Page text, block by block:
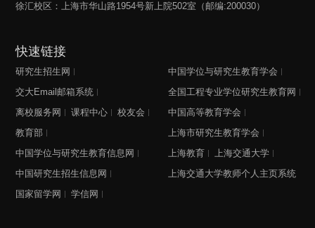
徐汇校区：上海市华山路1954号新上院502室（邮编:200030）
快速链接
研究生招生网
交大Email邮箱系统
离校服务网
课程中心
校友会
教育部
中国学位与研究生教育信息网
中国研究生招生信息网
国家留学网
学信网
中国学位与研究生教育学会
全国工程专业学位研究生教育网
中国高等教育学会
上海市研究生教育学会
上海教育
上海交通大学
上海交通大学教师个人主页系统